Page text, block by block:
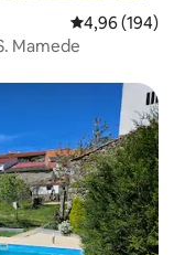
4,96 de uma
4,96 (194)
Mamede